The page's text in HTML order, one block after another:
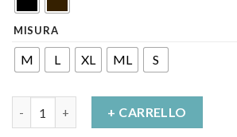
MISURA
M L XL ML S
+ CARRELLO